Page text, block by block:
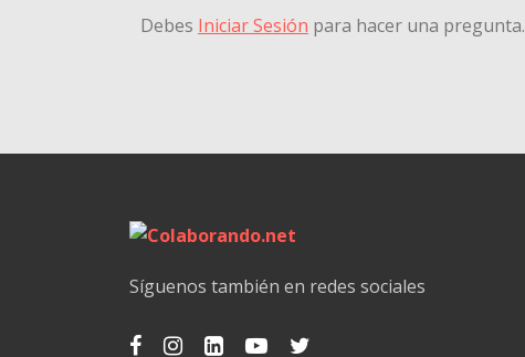
Debes Iniciar Sesión para hacer una pregunta.
Síguenos también en redes sociales